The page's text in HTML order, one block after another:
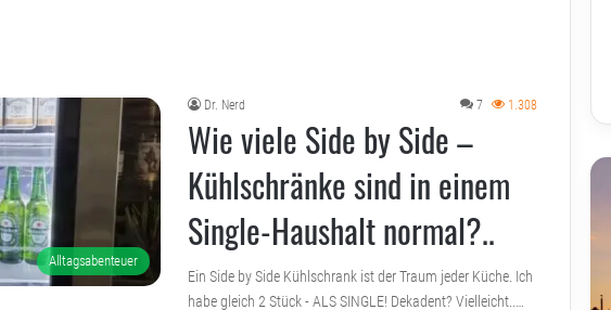
Alltagsabenteuer
Dr. Nerd 7 1.308
Wie viele Side by Side –
Kühlschränke sind in einem
Single-Haushalt normal?..
Ein Side by Side Kühlschrank ist der Traum jeder Küche. Ich
habe gleich 2 Stück - ALS SINGLE! Dekadent? Vielleicht..…